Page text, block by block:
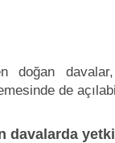
doğan
de
davalarda yetki